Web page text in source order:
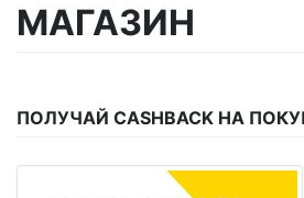
МАГАЗИН
ПОЛУЧАЙ CASHBACK НА